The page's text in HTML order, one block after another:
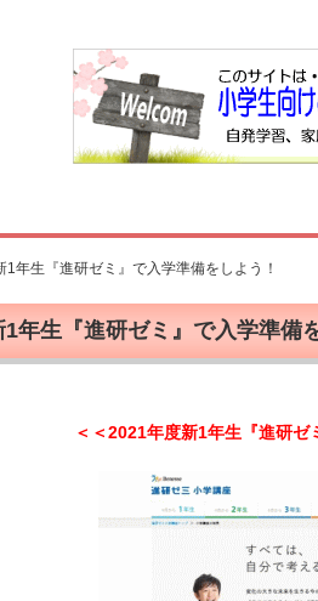
1年生『進研ゼミ』で入学準備をしよう！
年生『進研ゼミ』で入学準備
＜＜2021年度新1年生『進研ゼ